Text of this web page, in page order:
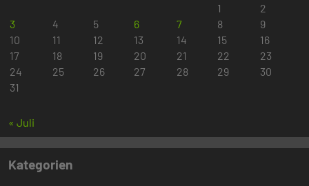
1
2
3
4 5 6 7 8
9
10
11 12 13 14 15
16
17
18 19 20 21 22
23
24
25 26 27 28 29
30
31
« Juli
Kategorien